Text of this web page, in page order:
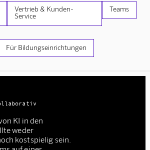
Vertrieb & Kunden-
Service
Teams
Für Bildungseinrichtungen
KI in den
weder
kostspielig sein.